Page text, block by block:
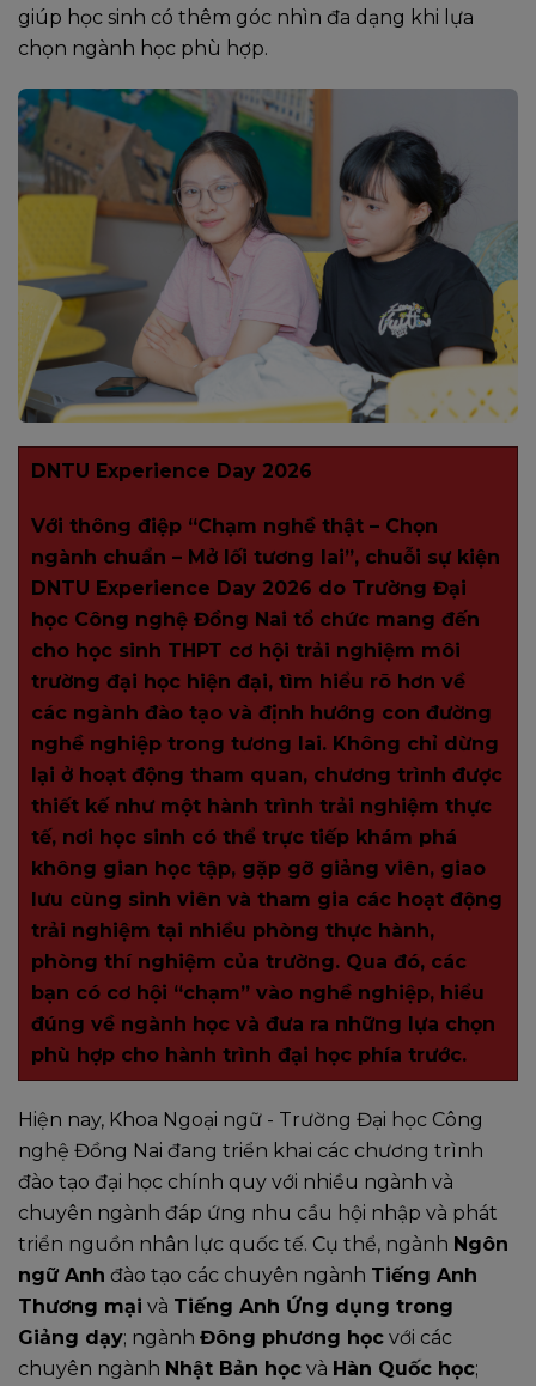
giúp học sinh có thêm góc nhìn đa dạng khi lựa
chọn ngành học phù hợp.
DNTU Experience Day 2026
Với thông điệp “Chạm nghề thật – Chọn
ngành chuẩn – Mở lối tương lai”, chuỗi sự kiện
DNTU Experience Day 2026 do Trường Đại
học Công nghệ Đồng Nai tổ chức mang đến
cho học sinh THPT cơ hội trải nghiệm môi
trường đại học hiện đại, tìm hiểu rõ hơn về
các ngành đào tạo và định hướng con đường
nghề nghiệp trong tương lai. Không chỉ dừng
lại ở hoạt động tham quan, chương trình được
thiết kế như một hành trình trải nghiệm thực
tế, nơi học sinh có thể trực tiếp khám phá
không gian học tập, gặp gỡ giảng viên, giao
lưu cùng sinh viên và tham gia các hoạt động
trải nghiệm tại nhiều phòng thực hành,
phòng thí nghiệm của trường. Qua đó, các
bạn có cơ hội “chạm” vào nghề nghiệp, hiểu
đúng về ngành học và đưa ra những lựa chọn
phù hợp cho hành trình đại học phía trước.
Hiện nay, Khoa Ngoại ngữ - Trường Đại học Công
nghệ Đồng Nai đang triển khai các chương trình
đào tạo đại học chính quy với nhiều ngành và
chuyên ngành đáp ứng nhu cầu hội nhập và phát
triển nguồn nhân lực quốc tế. Cụ thể, ngành Ngôn
ngữ Anh đào tạo các chuyên ngành Tiếng Anh
Thương mại và Tiếng Anh Ứng dụng trong
Giảng dạy; ngành Đông phương học với các
chuyên ngành Nhật Bản học và Hàn Quốc học;